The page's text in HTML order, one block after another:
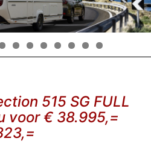
515 SG FULL
voor € 38.995,=